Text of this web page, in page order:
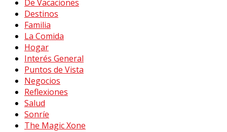
De Vacaciones
Destinos
Familia
La Comida
Hogar
Interés General
Puntos de Vista
Negocios
Reflexiones
Salud
Sonríe
The Magic Xone